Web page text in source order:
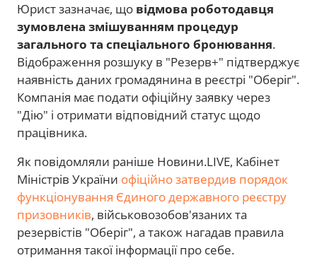
Юрист зазначає, що відмова роботодавця
зумовлена змішуванням процедур
загального та спеціального бронювання.
Відображення розшуку в "Резерв+" підтверджує
наявність даних громадянина в реєстрі "Оберіг".
Компанія має подати офіційну заявку через
"Дію" і отримати відповідний статус щодо
працівника.
Як повідомляли раніше Новини.LIVE, Кабінет
Міністрів України офіційно затвердив порядок
функціонування Єдиного державного реєстру
призовників, військовозобов'язаних та
резервістів "Оберіг", а також нагадав правила
отримання такої інформації про себе.